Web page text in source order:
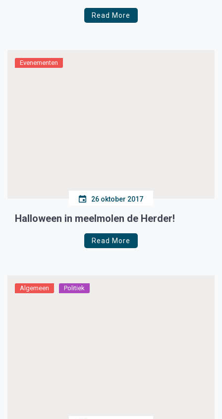
Read More
Evenementen
26 oktober 2017
Halloween in meelmolen de Herder!
Read More
Algemeen Politiek